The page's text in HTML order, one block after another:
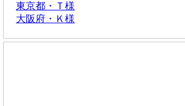
東京都・Ｔ様
大阪府・Ｋ様